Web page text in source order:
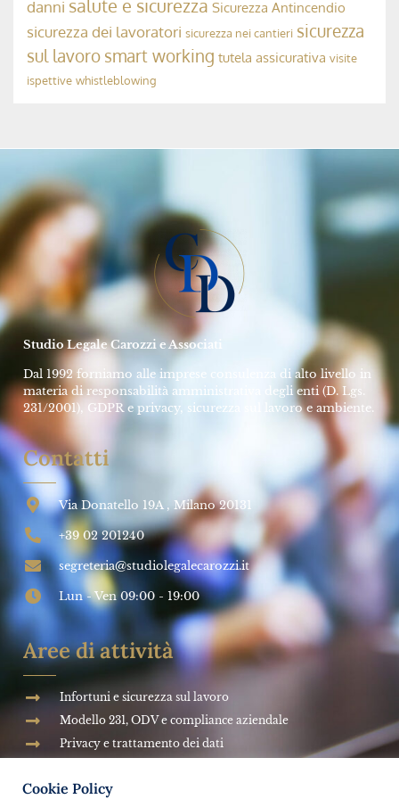
La Responsabilità Penale dell’OdV 231
➞
Avv. Rolando Dubini 10 Maggio 2024
SALUTE E SICUREZZA SUL LAVORO
Impresa futura: Come investire sulla
PREVENZIONE
➞
Studio Legale Carozzi